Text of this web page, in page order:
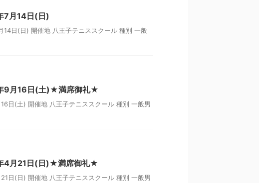
7月14日(日)
日(日) 開催地 八王子テニススクール 種別 一般
9月16日(土)★満席御礼★
日(土) 開催地 八王子テニススクール 種別 一般男
4月21日(日)★満席御礼★
日(日) 開催地 八王子テニススクール 種別 一般男